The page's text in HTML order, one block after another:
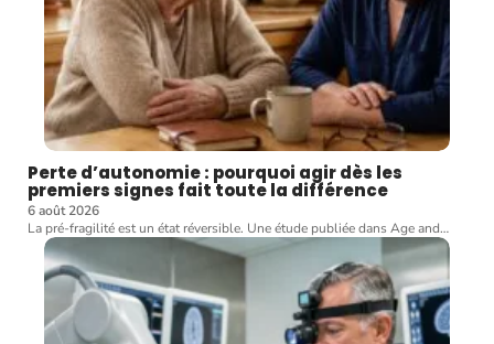
Perte d’autonomie : pourquoi agir dès les
premiers signes fait toute la différence
6 août 2026
La pré-fragilité est un état réversible. Une étude publiée dans Age and…